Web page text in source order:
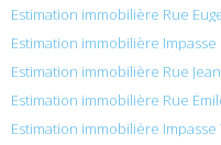
Estimation immobilière Rue
Estimation immobilière
Estimation immobilière Rue
Estimation immobilière Rue
Estimation immobilière